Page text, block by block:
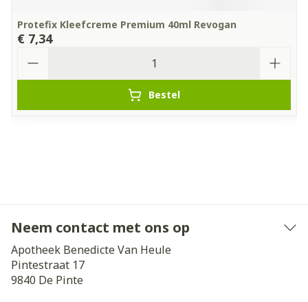
Protefix Kleefcreme Premium 40ml Revogan
€ 7,34
Bestel
Neem contact met ons op
Apotheek Benedicte Van Heule
Pintestraat 17
9840 De Pinte